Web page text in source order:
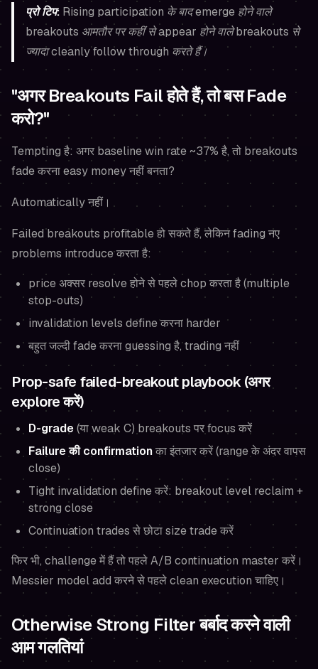
प्रो टिप: Rising participation के बाद emerge होने वाले
breakouts आमतौर पर कहीं से appear होने वाले breakouts से
ज्यादा cleanly follow through करते हैं।
"अगर Breakouts Fail होते हैं, तो बस Fade
करो?"
Tempting है: अगर baseline win rate ~37% है, तो breakouts
fade करना easy money नहीं बनता?
Automatically नहीं।
Failed breakouts profitableहो सकते हैं, लेकिन fading नए
problems introduce करता है:
price अक्सर resolve होने से पहले chop करता है (multiple
stop-outs)
invalidation levels define करना harder
बहुत जल्दी fade करना guessing है, trading नहीं
Prop-safe failed-breakout playbook (अगर
explore करें)
D-grade(या weak C) breakouts पर focus करें
Failure की confirmationका इंतजार करें (range के अंदर वापस
close)
Tight invalidation define करें: breakout level reclaim +
strong close
Continuation trades से छोटा size trade करें
फिर भी, challenge में हैं तो पहले A/B continuation master करें।
Messier model add करने से पहले clean execution चाहिए।
Otherwise Strong Filter बर्बाद करने वाली
आम गलतियां